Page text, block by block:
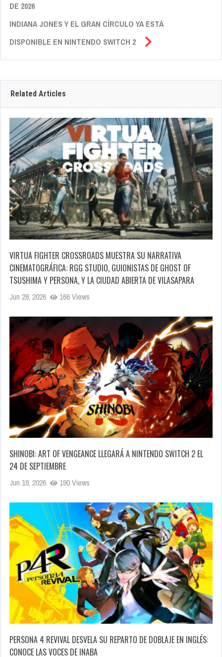
DE 2026
INDIANA JONES Y EL GRAN CÍRCULO YA ESTÁ
DISPONIBLE EN NINTENDO SWITCH 2
Related Articles
VIRTUA FIGHTER CROSSROADS MUESTRA SU NARRATIVA
CINEMATOGRÁFICA: RGG STUDIO, GUIONISTAS DE GHOST OF
TSUSHIMA Y PERSONA, Y LA CIUDAD ABIERTA DE VILASAPARA
Jun 28, 2026 166 Views
SHINOBI: ART OF VENGEANCE LLEGARÁ A NINTENDO SWITCH 2 EL
24 DE SEPTIEMBRE
Jun 19, 2026 190 Views
PERSONA 4 REVIVAL DESVELA SU REPARTO DE DOBLAJE EN INGLÉS:
CONOCE LAS VOCES DE INABA